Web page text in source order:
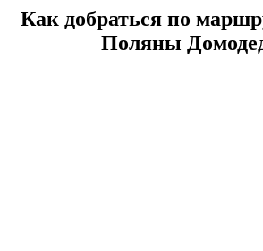
Как добраться по
Поляны